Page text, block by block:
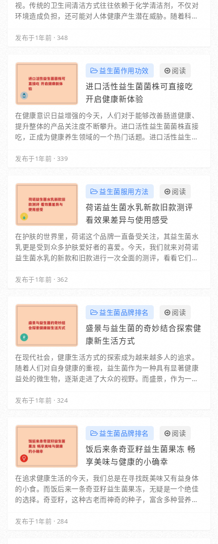
视。传统的卫生间清洁方式往往依赖于化学清洁剂，不仅对
环境造成负担，还可能对人体健康产生潜在威胁。随着科技
发布于1年前 · 348
益生菌作用功效 阅读
进口活性益生菌菌株可直接吃
开启健康新体验
在健康意识日益增强的今天，人们对于能够改善肠道健康、
提升整体的产品关注度不断攀升。进口活性益生菌菌株直接
吃，正成为健康养生领域的一个热门话题。进口活性益生菌
发布于1年前 · 339
益生菌服用方法 阅读
荷诺益生菌水乳新款旧款测评
看效果差异与使用感受
在护肤的世界里，荷诺这个品牌一直备受关注，其益生菌水
乳更是受到众多护肤爱好者的喜爱。今天，我们就来对荷诺
益生菌水乳的新款和旧款进行一次全面的测评，看看它们各
发布于1年前 · 362
益生菌品牌排名 阅读
盛景与益生菌的奇妙结合探索健
康新生活方式
在现代社会，健康生活方式的探索成为越来越多人的追求。
随着人们对自身健康的重视，益生菌作为一种具有显著健康
益处的微生物，逐渐走进了大众的视野。而盛景，作为一个
发布于1年前 · 324
益生菌品牌排名 阅读
饭后来条奇亚籽益生菌果冻 畅
享美味与健康的小确幸
在追求健康生活的今天，我们总是在寻找既美味又有益身体
的小食。而饭后来一条奇亚籽益生菌果冻，无疑是一个绝佳
的选择。奇亚籽，这种古老而神奇的种子，富含多种营养成
发布于1年前 · 284